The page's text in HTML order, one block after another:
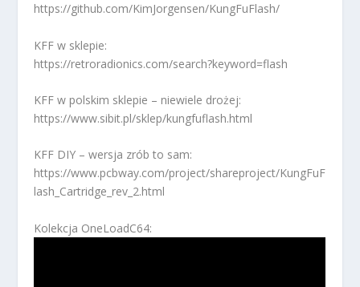
https://github.com/KimJorgensen/KungFuFlash/
KFF w sklepie:
https://retroradionics.com/search?keyword=flash
KFF w polskim sklepie – niewiele drożej:
https://www.sibit.pl/sklep/kungfuflash.html
KFF DIY – wersja zrób to sam:
https://www.pcbway.com/project/shareproject/KungFuF
lash_Cartridge_rev_2.html
Kolekcja OneLoadC64: